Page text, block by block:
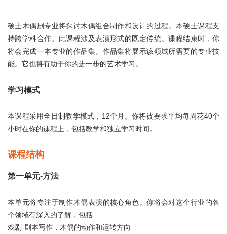
硕士木偶剧专业将探讨木偶组合制作和设计的过程。本硕士课程支
持跨学科合作。此课程涉及表演形式的既定传统。课程结束时，你
将会完成一本专业的作品集。作品集将展示该领域所需要的专业技
能。它也将有助于你的进一步的艺术学习。
学习模式
本课程采用全日制教学模式，12个月。你将被要求平均每周花40个
小时在你的课程上，包括教学和独立学习时间。
课程结构
第一单元-方法
本单元将专注于制作木偶表演的核心角色。你将会对这个行业的各
个领域有深入的了解，包括:
戏剧-剧本写作，木偶的动作和运转方向